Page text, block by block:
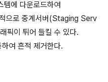
템에 다운로드하여
으로 중계서버(Staging Serv
픽이 튀어 들킬 수 있다.
여 흔적 제거한다.